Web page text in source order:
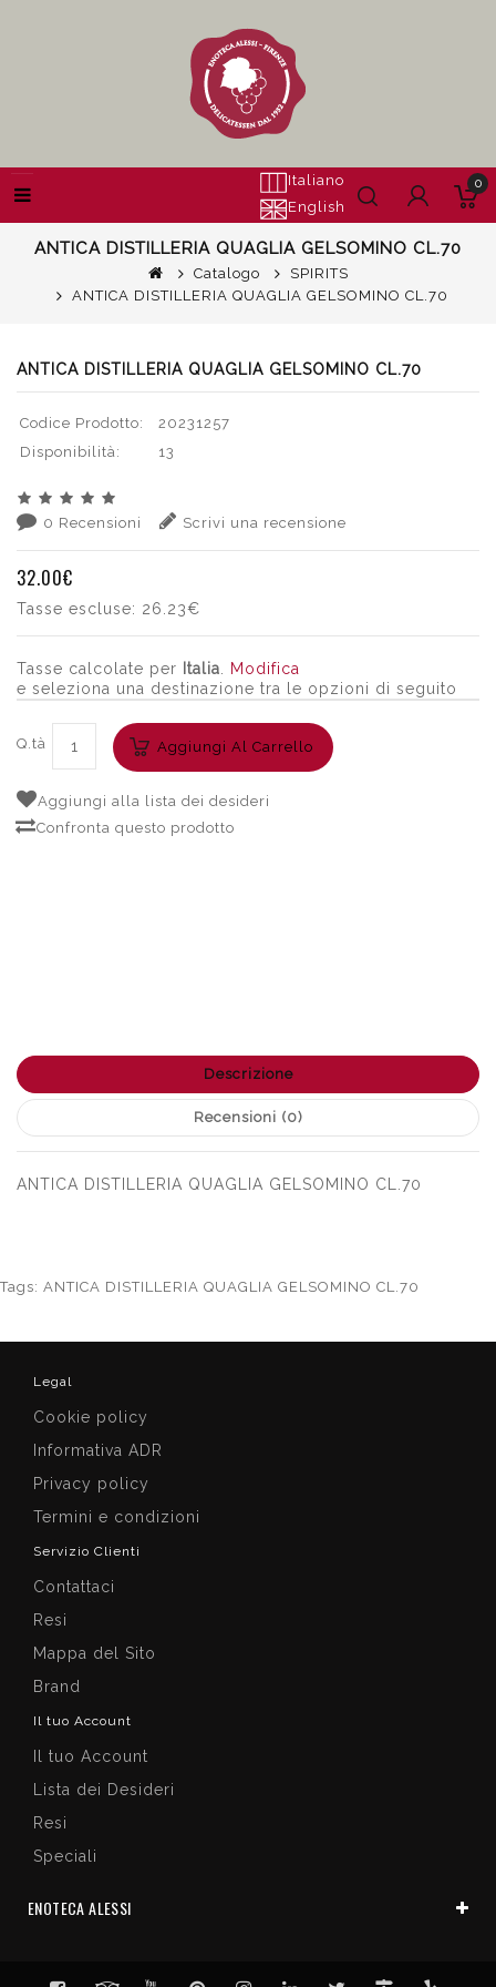
Italiano
English
0
ANTICA DISTILLERIA QUAGLIA GELSOMINO CL.70
Catalogo
SPIRITS
ANTICA DISTILLERIA QUAGLIA GELSOMINO CL.70
ANTICA DISTILLERIA QUAGLIA GELSOMINO CL.70
Codice Prodotto:
20231257
Disponibilità:
13
0 Recensioni Scrivi una recensione
32.00€
Tasse escluse: 26.23€
Tasse calcolate per Italia
Modifica
e seleziona una destinazione tra le opzioni di seguito
Q.tà Aggiungi Al Carrello
Aggiungi alla lista dei desideri
Confronta questo prodotto
Descrizione
Recensioni (0)
ANTICA DISTILLERIA QUAGLIA GELSOMINO CL.70
Tags: ANTICA DISTILLERIA QUAGLIA GELSOMINO CL.70
Legal
Cookie policy
Informativa ADR
Privacy policy
Termini e condizioni
Servizio Clienti
Contattaci
Resi
Mappa del Sito
Brand
Il tuo Account
Il tuo Account
Lista dei Desideri
Resi
Speciali
ENOTECA ALESSI